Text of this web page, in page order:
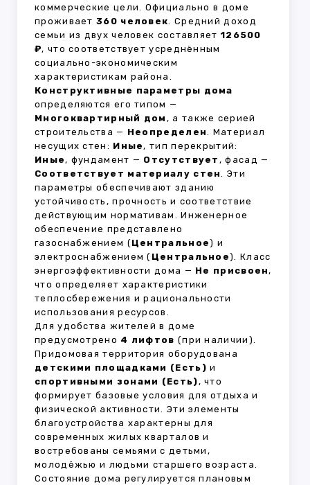
коммерческие цели. Официально в доме
проживает 360 человек. Средний доход
семьи из двух человек составляет 126500
₽, что соответствует усреднённым
социально-экономическим
характеристикам района.
Конструктивные параметры дома
определяются его типом —
Многоквартирный дом , а также серией
строительства — Неопределен. Материал
несущих стен: Иные, тип перекрытий:
Иные, фундамент — Отсутствует , фасад —
Соответствует материалу стен. Эти
параметры обеспечивают зданию
устойчивость, прочность и соответствие
действующим нормативам. Инженерное
обеспечение представлено
газоснабжением (Центральное) и
электроснабжением ( Центральное). Класс
энергоэффективности дома — Не присвоен,
что определяет характеристики
теплосбережения и рациональности
использования ресурсов.
Для удобства жителей в доме
предусмотрено 4 лифтов (при наличии).
Придомовая территория оборудована
детскими площадками (Есть) и
спортивными зонами (Есть), что
формирует базовые условия для отдыха и
физической активности. Эти элементы
благоустройства характерны для
современных жилых кварталов и
востребованы семьями с детьми,
молодёжью и людьми старшего возраста.
Состояние дома регулируется плановым